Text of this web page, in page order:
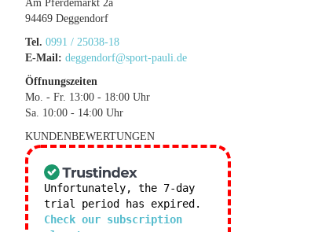
Am Pferdemarkt 2a
94469 Deggendorf
Tel. 0991 / 25038-18
E-Mail: deggendorf@sport-pauli.de
Öffnungszeiten
Mo. - Fr. 13:00 - 18:00 Uhr
Sa. 10:00 - 14:00 Uhr
KUNDENBEWERTUNGEN
Unfortunately, the 7-day
trial period has expired.
Check our subscription